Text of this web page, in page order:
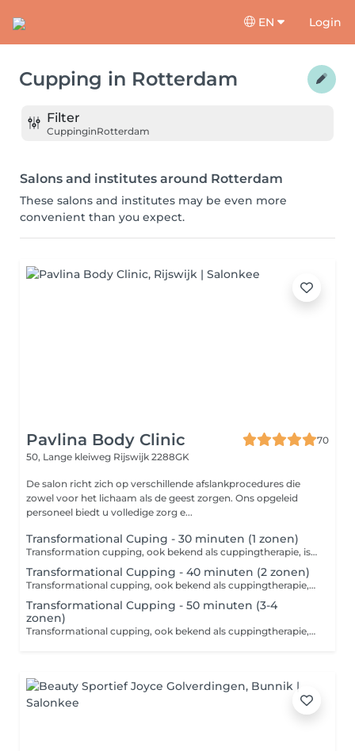
EN Login
Cupping in Rotterdam
Filter
CuppinginRotterdam
Salons and institutes around Rotterdam
These salons and institutes may be even more
convenient than you expect.
Pavlina Body Clinic
70
50, Lange kleiweg Rijswijk 2288GK
De salon richt zich op verschillende afslankprocedures die
zowel voor het lichaam als de geest zorgen. Ons opgeleid
personeel biedt u volledige zorg e...
Transformational Cuping - 30 minuten (1 zonen)
Transformation cupping, ook bekend als cuppingtherapie, is een alternatieve therapeutische methode die gebruikmaakt van onderdruk die wordt gecreëerd door speciale glazen of siliconen cups. Deze techniek richt zich op het verlichten van spierspanning, het verbeteren van de bloedcirculatie en het verwijderen van gifstoffen uit het lichaam, en is ook een populaire keuze in de strijd tegen cellulite. Contra-indicaties voor cupping: 1. Huidziekten 2. Bloedstoornissen 3. Zwangerschap 4. Ontstekingen en infecties 5. Hart- en vaatproblemen 6. Barriètes en uitgezette aderen Raadpleeg altijd een professional! Toepassing: Transforcupping wordt vaak gebruikt om chronische pijn, spanning, cellulite te verlichten en als ondersteunende therapie bij revalidatie na blessures. Het wordt aanbevolen om vooraf een professional te raadplegen, die passende instructies en aanbevelingen kan geven. Over het algemeen wordt deze techniek beschouwd als een effectieve methode voor het verbeteren van de lichamelijke en geestelijke gezondheid, inclusief het verminderen van cellulite.
Transformational Cupping - 40 minuten (2 zonen)
Transformational cupping, ook bekend als cuppingtherapie, is een alternatieve therapeutische methode die gebruikmaakt van onderdruk die wordt gecreëerd door speciale glazen of siliconen cups. Deze techniek richt zich op het verlichten van spierspanning, het verbeteren van de bloedcirculatie en het verwijderen van gifstoffen uit het lichaam, en is ook een populaire keuze in de strijd tegen cellulite. Contra-indicaties voor cupping: 1. Huidziekten 2. Bloedstoornissen 3. Zwangerschap 4. Ontstekingen en infecties 5. Hart- en vaatproblemen 6. Barriètes en uitgezette aderen Raadpleeg altijd een professional! Toepassing: Transformaní cupping wordt vaak gebruikt om chronische pijn, spanning, cellulite te verlichten en als ondersteunende therapie bij revalidatie na blessures. Het wordt aanbevolen om vooraf een professional te raadplegen, die passende instructies en aanbevelingen kan geven. Over het algemeen wordt deze techniek beschouwd als een effectieve methode voor het verbeteren van de lichamelijke en geestelijke gezondheid, inclusief het verminderen van cellulite.
Transformational Cupping - 50 minuten (3-4
zonen)
Transformational cupping, ook bekend als cuppingtherapie, is een alternatieve therapeutische methode die gebruikmaakt van onderdruk die wordt gecreëerd door speciale glazen of siliconen cups. Deze techniek richt zich op het verlichten van spierspanning, het verbeteren van de bloedcirculatie en het verwijderen van gifstoffen uit het lichaam, en is ook een populaire keuze in de strijd tegen cellulite. Contra-indicaties voor cupping: 1. Huidziekten 2. Bloedstoornissen 3. Zwangerschap 4. Ontstekingen en infecties 5. Hart- en vaatproblemen 6. Barriètes en uitgezette aderen Raadpleeg altijd een professional! Toepassing: Transformaní cupping wordt vaak gebruikt om chronische pijn, spanning, cellulite te verlichten en als ondersteunende therapie bij revalidatie na blessures. Het wordt aanbevolen om vooraf een professional te raadplegen, die passende instructies en aanbevelingen kan geven. Over het algemeen wordt deze techniek beschouwd als een effectieve methode voor het verbeteren van de lichamelijke en geestelijke gezondheid, inclusief het verminderen van cellulite.